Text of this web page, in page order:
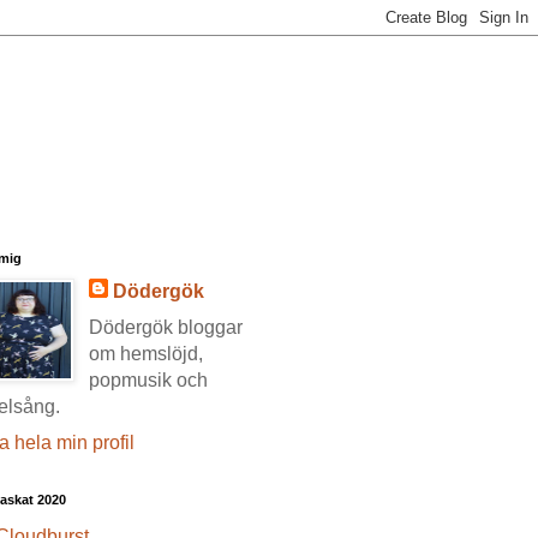
Dödergök
Dödergök bloggar
om hemslöjd,
popmusik och
hela min profil
2020